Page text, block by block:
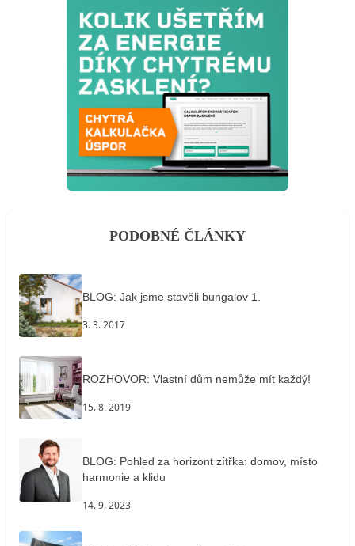
PODOBNÉ ČLÁNKY
BLOG: Jak jsme stavěli bungalov 1.
3. 3. 2017
ROZHOVOR: Vlastní dům nemůže mít každý!
15. 8. 2019
BLOG: Pohled za horizont zítřka: domov, místo
harmonie a klidu
14. 9. 2023